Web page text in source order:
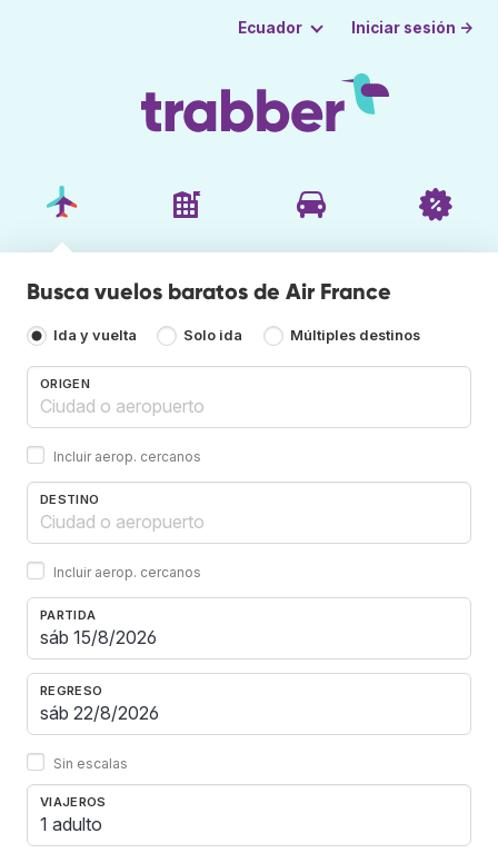
Ecuador Iniciar sesión →
Busca vuelos baratos de Air France
Ida y vuelta Solo ida Múltiples destinos
ORIGEN
Incluir aerop. cercanos
DESTINO
Incluir aerop. cercanos
PARTIDA
REGRESO
Sin escalas
VIAJEROS
1 adulto